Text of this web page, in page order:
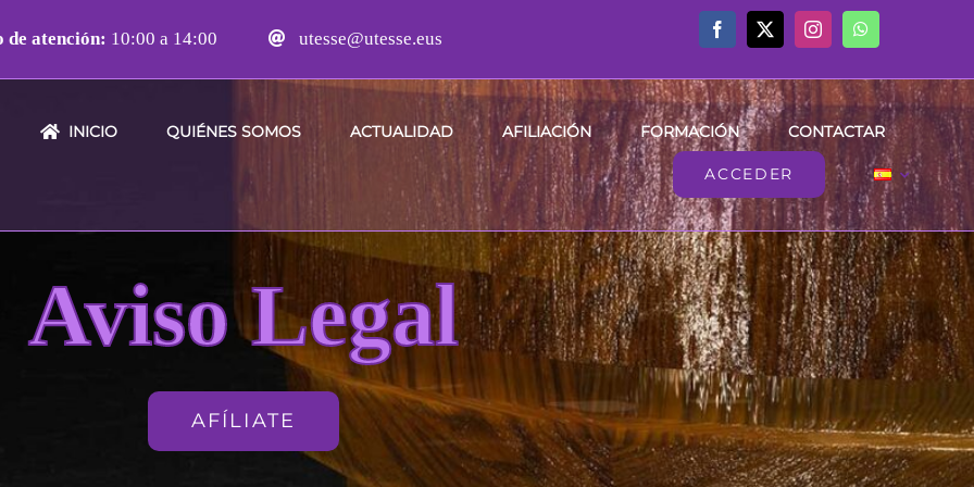
atención: 10:00 a 14:00 utesse@utesse.eus
INICIO QUIÉNES SOMOS ACTUALIDAD AFILIACIÓN FORMACIÓN CONTACTAR
ACCEDER
Aviso Legal
AFÍLIATE